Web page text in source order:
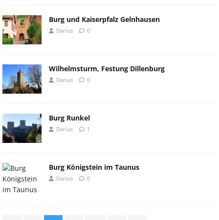
Burg und Kaiserpfalz Gelnhausen
Darius 0
Wilhelmsturm, Festung Dillenburg
Darius 0
Burg Runkel
Darius 1
Burg Königstein im Taunus
Darius 0